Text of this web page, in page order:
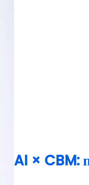
AI × CBM: